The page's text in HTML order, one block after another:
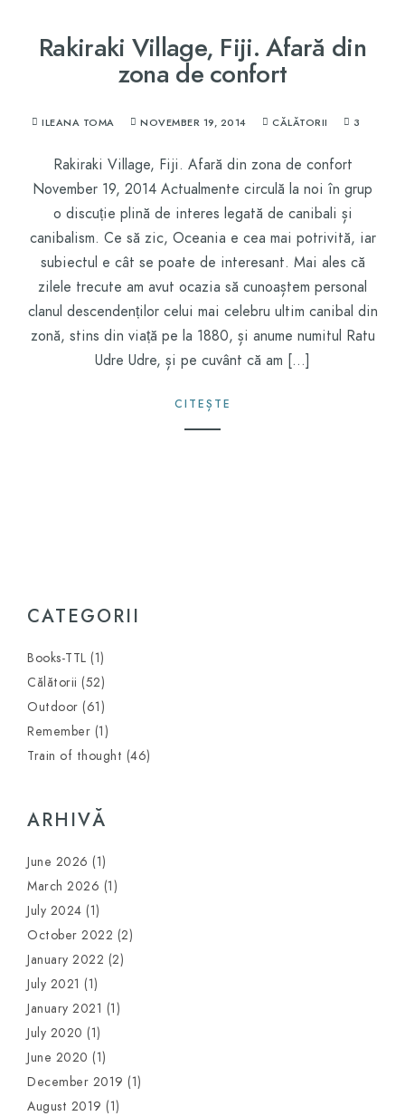
Rakiraki Village, Fiji. Afară din
zona de confort
ILEANA TOMA NOVEMBER 19, 2014 CĂLĂTORII 3
Rakiraki Village, Fiji. Afară din zona de confort
November 19, 2014 Actualmente circulă la noi în grup
o discuție plină de interes legată de canibali și
canibalism. Ce să zic, Oceania e cea mai potrivită, iar
subiectul e cât se poate de interesant. Mai ales că
zilele trecute am avut ocazia să cunoaștem personal
clanul descendenților celui mai celebru ultim canibal din
zonă, stins din viață pe la 1880, și anume numitul Ratu
Udre Udre, și pe cuvânt că am […]
CITEȘTE
CATEGORII
Books-TTL (1)
Călătorii (52)
Outdoor (61)
Remember (1)
Train of thought (46)
ARHIVĂ
June 2026 (1)
March 2026 (1)
July 2024 (1)
October 2022 (2)
January 2022 (2)
July 2021 (1)
January 2021 (1)
July 2020 (1)
June 2020 (1)
December 2019 (1)
August 2019 (1)